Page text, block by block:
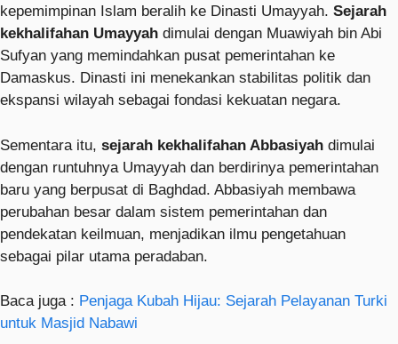
kepemimpinan Islam beralih ke Dinasti Umayyah. Sejarah
kekhalifahan Umayyah dimulai dengan Muawiyah bin Abi
Sufyan yang memindahkan pusat pemerintahan ke
Damaskus. Dinasti ini menekankan stabilitas politik dan
ekspansi wilayah sebagai fondasi kekuatan negara.
Sementara itu, sejarah kekhalifahan Abbasiyah dimulai
dengan runtuhnya Umayyah dan berdirinya pemerintahan
baru yang berpusat di Baghdad. Abbasiyah membawa
perubahan besar dalam sistem pemerintahan dan
pendekatan keilmuan, menjadikan ilmu pengetahuan
sebagai pilar utama peradaban.
Baca juga : Penjaga Kubah Hijau: Sejarah Pelayanan Turki
untuk Masjid Nabawi